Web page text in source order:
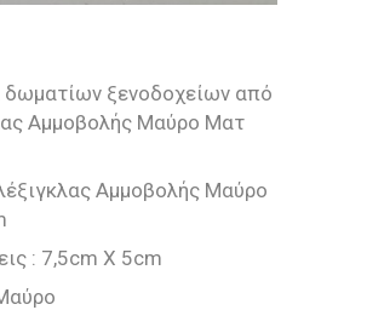
ξενοδοχείων από
Αμμοβολής Μαύρο Ματ
Αμμοβολής Μαύρο
: 7,5cm X 5cm